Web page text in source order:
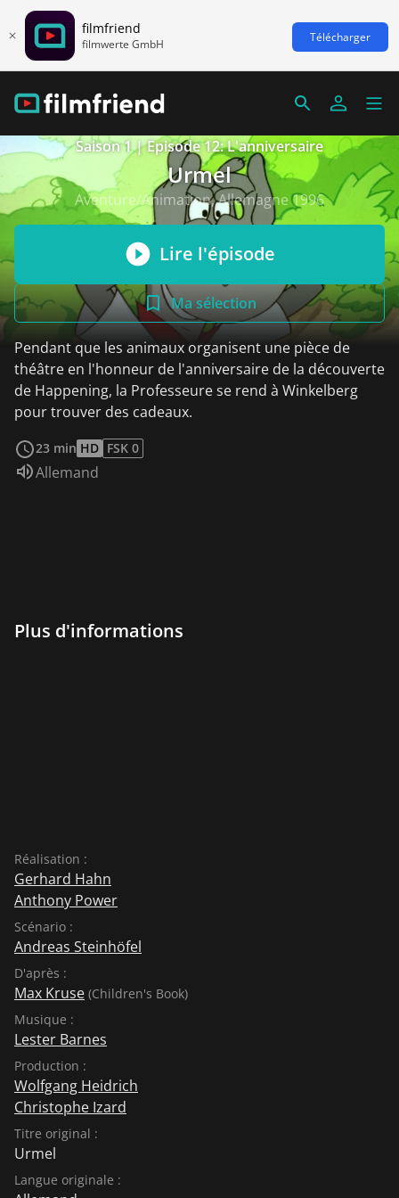
filmfriend
filmwerte GmbH Télécharger
Saison 1 | Episode 12: L'anniversaire
Urmel
Aventure/Animation, Allemagne 1996
Lire l'épisode
Ma sélection
Pendant que les animaux organisent une pièce de
théâtre en l'honneur de l'anniversaire de la découverte
de Happening, la Professeure se rend à Winkelberg
pour trouver des cadeaux.
23 min HD FSK 0
Audio :
Allemand
Plus d'informations
Réalisation :
Gerhard Hahn
Anthony Power
Scénario :
Andreas Steinhöfel
D'après :
Max Kruse (Children's Book)
Musique :
Lester Barnes
Production :
Wolfgang Heidrich
Christophe Izard
Titre original :
Urmel
Langue originale :